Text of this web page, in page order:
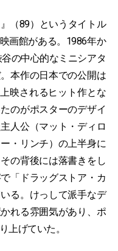
（89）というタイトル
画館がある。1986年か
の中心的なミニシアタ
本作の日本での公開は
映されるヒット作とな
のがポスターのデザイ
人公（マット・ディロ
・リンチ）の上半身に
の背後には落書きをし
「ドラッグストア・カ
る。けっして派手なデ
れる雰囲気があり、ポ
上げていた。